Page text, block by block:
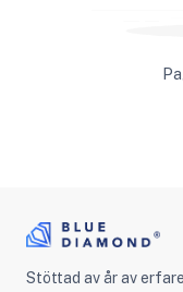
Stöttad av år av